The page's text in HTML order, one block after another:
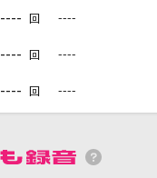
DAMの新曲・ランキングなど
---- 回 ----
---- 回 ----
---- 回 ----